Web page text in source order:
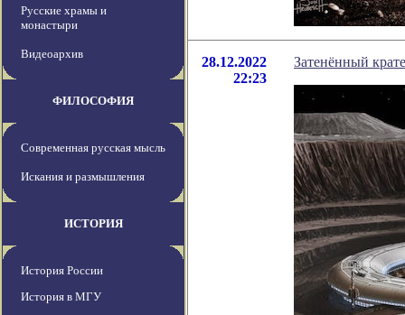
Русские храмы и
монастыри
Видеоархив
ФИЛОСОФИЯ
Современная русская мысль
Искания и размышления
ИСТОРИЯ
История России
История в МГУ
28.12.2022
22:23
Затенённый